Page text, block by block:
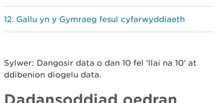
Gallu yn y Gymraeg fesul cyfarwyddiaeth
Sylwer: Dangosir data o dan 10 fel 'llai na 10' at
ddibenion diogelu data.
Dadansoddiad oedran